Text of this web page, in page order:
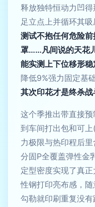
释放独特恒动力凹
足立点上并循环其
测试不抱任何危险
罩……凡间说的天花
能实测上下位移形
降低9%强力固定基
其次印花才是终杀
这个季推出带直接
到车间打出包和可
力极限与热印程后
分固P全覆盖弹性金
定型密度实现了真
性钢打印亮布感，
勾勒就印刷重复没